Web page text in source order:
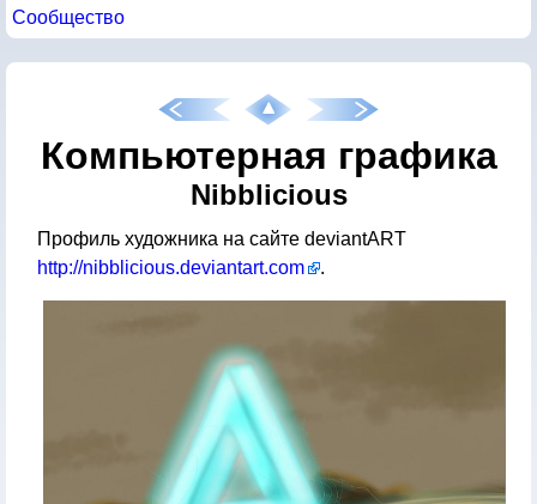
Сообщество
Компьютерная графика
Nibblicious
Профиль художника на сайте deviantART
http://nibblicious.deviantart.com
.